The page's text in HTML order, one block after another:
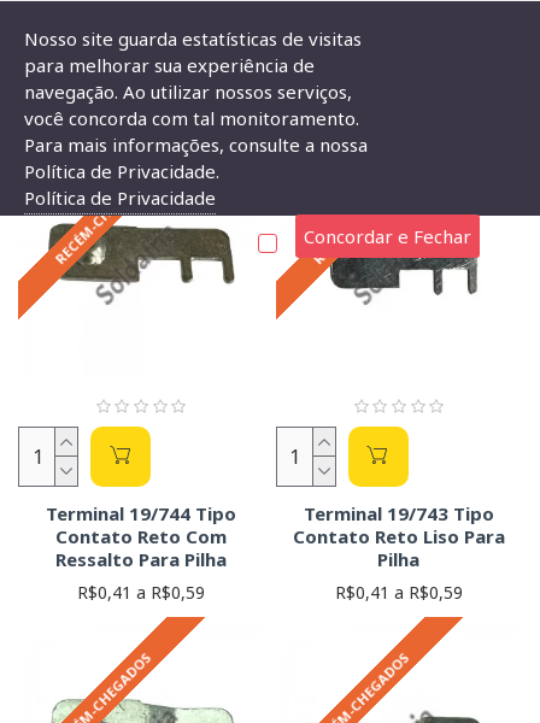
Soldafria:
Componentes
Eletrônicos,
Arduino,
Eletrônica
em
RECÉM-CHEGADOS
RECÉM-CHEGADOS
Terminal 19/744 Tipo
Contato Reto Com
Ressalto Para Pilha
R$0,41 a R$0,59
RECÉM-CHEGADOS
Terminal 19/743 Tipo
Contato Reto Liso Para
Pilha
R$0,41 a R$0,59
RECÉM-CHEGADOS RECÉM-CHEGADOS
Nosso site guarda estatísticas de visitas
para melhorar sua experiência de
navegação. Ao utilizar nossos serviços,
você concorda com tal monitoramento.
Para mais informações, consulte a nossa
Política de Privacidade.
Política de Privacidade
Concordar e Fechar